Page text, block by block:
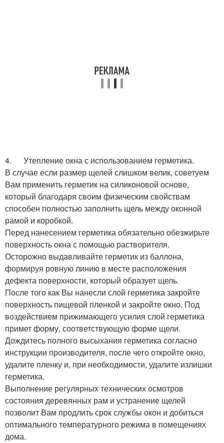
4. Утепление окна с использованием герметика.
В случае если размер щелей слишком велик, советуем
Вам применить герметик на силиконовой основе,
который благодаря своим физическим свойствам
способен полностью заполнить щель между оконной
рамой и коробкой.
Перед нанесением герметика обязательно обезжирьте
поверхность окна с помощью растворителя.
Осторожно выдавливайте герметик из баллона,
формируя ровную линию в месте расположения
дефекта поверхности, который образует щель.
После того как Вы нанесли слой герметика закройте
поверхность пищевой пленкой и закройте окно. Под
воздействием прижимающего усилия слой герметика
примет форму, соответствующую форме щели.
Дождитесь полного высыхания герметика согласно
инструкции производителя, после чего откройте окно,
удалите пленку и, при необходимости, удалите излишки
герметика.
Выполнение регулярных технических осмотров
состояния деревянных рам и устранение щелей
позволит Вам продлить срок службы окон и добиться
оптимального температурного режима в помещениях
дома.